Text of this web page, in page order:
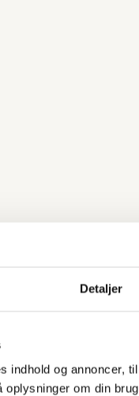
Detaljer
indhold og annoncer,
om din